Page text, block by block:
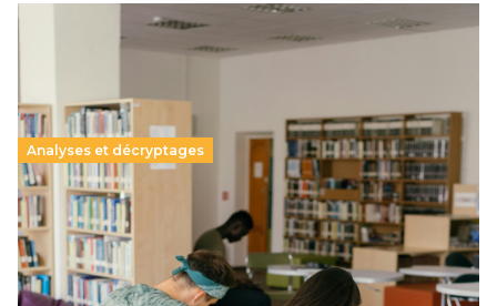
Analyses et décryptages
Supérieur privé : une dérive qui met à mal la
promesse républicaine
11 juillet 2026-
Le projet de loi sur la régulation de l’enseignement